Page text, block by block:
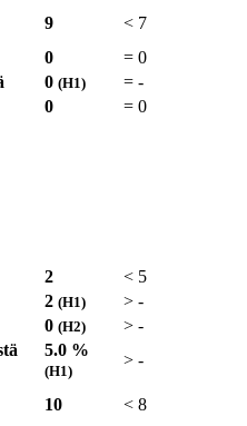
9 < 7
0 = 0
0 (H1) = -
0 = 0
2 < 5
2 (H1) > -
0 (H2) > -
5.0 %
(H1)
> -
10 < 8